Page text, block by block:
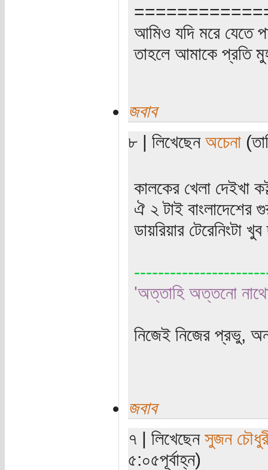
আমিও যদি মরে যেতে
তাহলে আমাকে প্রতি
জবাব
৮ | লিখেছেন অচেনা
কালকের খেলা দেইখা
ঐ ২ টাই বাংলাদেশের
ডায়রিয়ার টেরেনিংটা
'অত্তাহি অত্তনো
নিজেই নিজের প্রভু,
জবাব
৭ | লিখেছেন সুজন
৫:০৫পূর্বাহ্ন)